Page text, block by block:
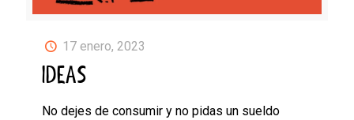
17 enero, 2023
IDEAS
No dejes de consumir y no pidas un sueldo